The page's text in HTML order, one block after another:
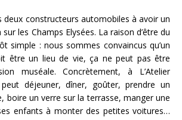
deux constructeurs automobiles à avoir un
les Champs Elysées. La raison d’être du
simple : nous sommes convaincus qu’un
être un lieu de vie, ça ne peut pas être
muséale. Concrètement, à L’Atelier
déjeuner, dîner, goûter, prendre un
boire un verre sur la terrasse, manger une
enfants à monter des petites voitures…